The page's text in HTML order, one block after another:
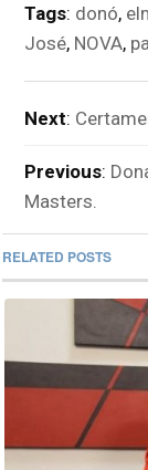
Tags: donó,
José, NOVA,
Next:
Previous:
Masters.
RELATED POSTS